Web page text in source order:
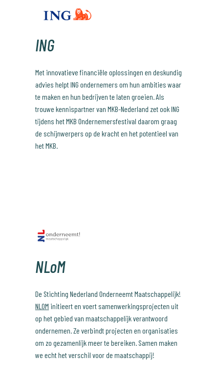
ING
Met innovatieve financiële oplossingen en deskundig
advies helpt ING ondernemers om hun ambities waar
te maken en hun bedrijven te laten groeien. Als
trouwe kennispartner van MKB-Nederland zet ook ING
tijdens het MKB Ondernemersfestival daarom graag
de schijnwerpers op de kracht en het potentieel van
het MKB.
NLoM
De Stichting Nederland Onderneemt Maatschappelijk!
NLOM initieert en voert samenwerkingsprojecten uit
op het gebied van maatschappelijk verantwoord
ondernemen. Ze verbindt projecten en organisaties
om zo gezamenlijk meer te bereiken. Samen maken
we echt het verschil voor de maatschappij!